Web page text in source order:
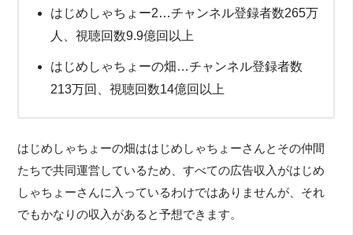
はじめしゃちょー2…チャンネル登録者数265万
人、視聴回数9.9億回以上
はじめしゃちょーの畑…チャンネル登録者数
213万回、視聴回数14億回以上
はじめしゃちょーの畑ははじめしゃちょーさんとその仲間
たちで共同運営しているため、すべての広告収入がはじめ
しゃちょーさんに入っているわけではありませんが、それ
でもかなりの収入があると予想できます。